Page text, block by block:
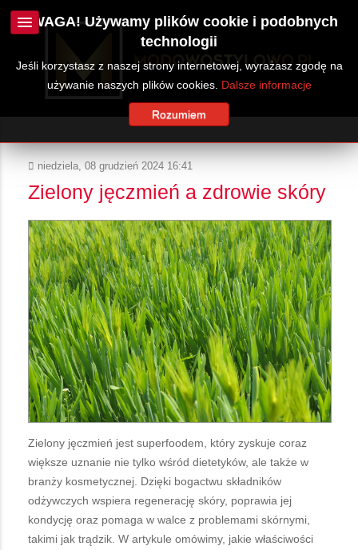
niedziela, 08 grudzień 2024 16:41
Zielony jęczmień a zdrowie skóry
Zielony jęczmień jest superfoodem, który zyskuje coraz
większe uznanie nie tylko wśród dietetyków, ale także w
branży kosmetycznej. Dzięki bogactwu składników
odżywczych wspiera regenerację skóry, poprawia jej
kondycję oraz pomaga w walce z problemami skórnymi,
takimi jak trądzik. W artykule omówimy, jakie właściwości
UWAGA! Używamy plików cookie i podobnych
technologii
Jeśli korzystasz z naszej strony internetowej, wyrażasz zgodę na
używanie naszych plików cookies. Dalsze informacje
Rozumiem